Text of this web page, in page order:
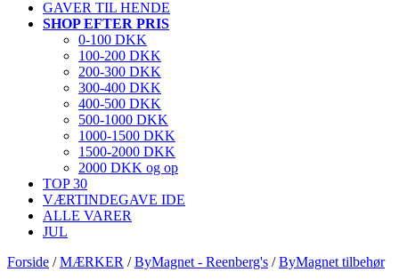
GAVER TIL HENDE
SHOP EFTER PRIS
0-100 DKK
100-200 DKK
200-300 DKK
300-400 DKK
400-500 DKK
500-1000 DKK
1000-1500 DKK
1500-2000 DKK
2000 DKK og op
TOP 30
VÆRTINDEGAVE IDE
ALLE VARER
JUL
Forside /MÆRKER /ByMagnet - Reenberg's /ByMagnet tilbehør